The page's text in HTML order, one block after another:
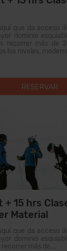
que da acceso
dominio
recorrer más de
los niveles,
RESERVAR
15 hrs
Material
que da acceso
dominio
más de...